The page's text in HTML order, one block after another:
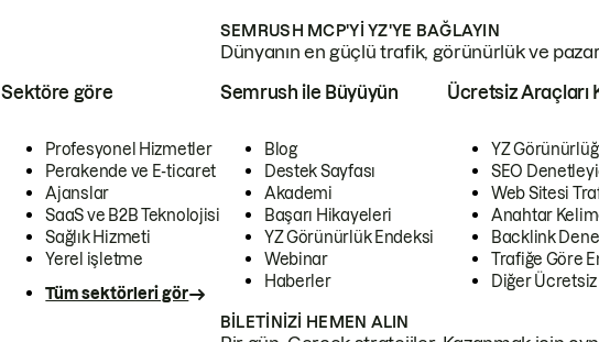
SEMRUSH MCP'YI YZ'YE BAĞLAYIN
Dünyanın en güçlü trafik, görünürlük ve
Sektöre göre
Profesyonel Hizmetler
Perakende ve E-ticaret
Ajanslar
SaaS ve B2B Teknolojisi
Sağlık Hizmeti
Yerel işletme
Tüm sektörleri gör
Semrush ile Büyüyün
Blog
Destek Sayfası
Akademi
Başarı Hikayeleri
YZ Görünürlük Endeksi
Webinar
Haberler
Ücretsiz Araçları
YZ
SEO
Web Sitesi
Anahtar
Backlink
Trafiğe Göre
Diğer
BILETINIZI HEMEN ALIN